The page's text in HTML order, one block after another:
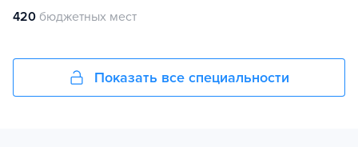
420 бюджетных мест
Показать все специальности